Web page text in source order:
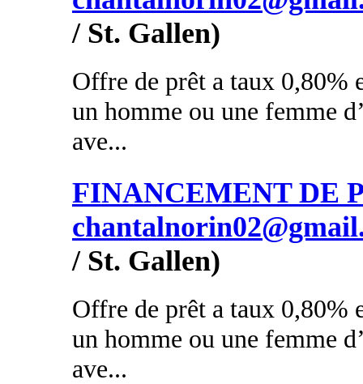
/ St. Gallen)
Offre de prêt a taux 0,80%
un homme ou une femme
ave...
FINANCEMENT DE
/ St. Gallen)
Offre de prêt a taux 0,80%
un homme ou une femme
ave...